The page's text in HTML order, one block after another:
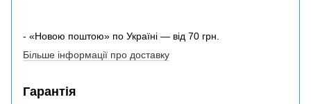
- «Новою поштою» по Україні — від 70 грн.
Більше інформації про доставку
Гарантія